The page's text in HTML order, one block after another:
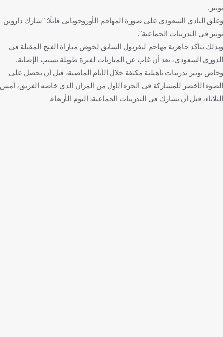
نونيز.
وعلق النادي السعودي على صورة المهاجم الأوروجوياني قائلًا: "شارك داروين
نونيز في التدريبات الجماعية".
وبذلك تتأكد جاهزية مهاجم ليفربول السابق لخوض مباراة الفتح المقبلة في
الدوري السعودي، بعد أن غاب عن المباريات لفترة طويلة بسبب الإصابة.
وخاض نونيز تدريبات تأهيلية مكثفة خلال الأيام الماضية، قبل أن يحصل على
الضوء الأخضر للمشاركة في الجزء الأول من المران الذي خاضه الفريق، أمس
الثلاثاء، قبل أن يشارك في التدريبات الجماعية، اليوم الأربعاء.